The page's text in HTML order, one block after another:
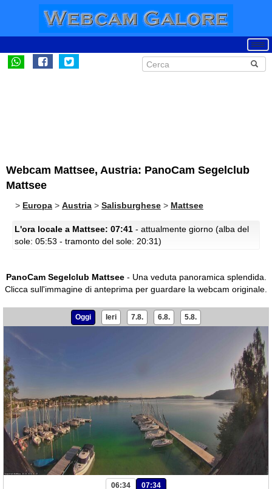
Webcam Mattsee, Austria: PanoCam Segelclub
Mattsee
> Europa > Austria > Salisburghese > Mattsee
L'ora locale a Mattsee: 07:41 - attualmente giorno (alba del
sole: 05:53 - tramonto del sole: 20:31)
PanoCam Segelclub Mattsee- Una veduta panoramica splendida.
Clicca sull'immagine di anteprima per guardare la webcam originale.
Oggi Ieri 7.8. 6.8. 5.8.
06:34 07:34